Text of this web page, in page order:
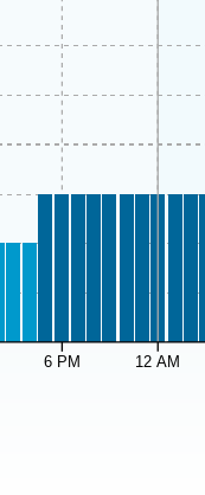
6 PM 12 AM